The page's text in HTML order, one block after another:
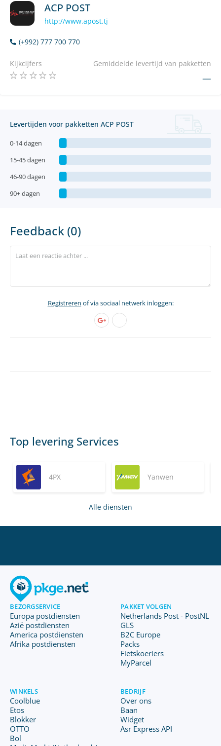
ACP POST
http://www.apost.tj
(+992) 777 700 770
Kijkcijfers Gemiddelde levertijd van pakketten
—
Levertijden voor pakketten ACP POST
0-14 dagen
15-45 dagen
46-90 dagen
90+ dagen
Feedback (0)
Registreren of via sociaal netwerk inloggen:
Top levering Services
4PX Yanwen
Alle diensten
BEZORGSERVICE
Europa postdiensten
Azië postdiensten
America postdiensten
Afrika postdiensten
PAKKET VOLGEN
Netherlands Post - PostNL
GLS
B2C Europe
Packs
Fietskoeriers
MyParcel
WINKELS
Coolblue
Etos
Blokker
OTTO
Bol
BEDRIJF
Over ons
Baan
Widget
Asr Express API